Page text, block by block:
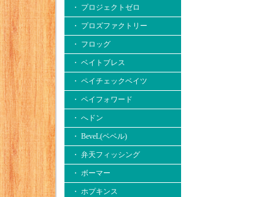
・ プロジェクトゼロ
・ プロズファクトリー
・ フロッグ
・ ベイトブレス
・ ペイチェックベイツ
・ ペイフォワード
・ へドン
・ BeveL(ベベル)
・ 弁天フィッシング
・ ボーマー
・ ホプキンス